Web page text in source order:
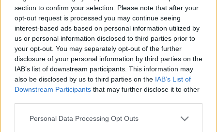
section to confirm your selection. Please note that after your
opt-out request is processed you may continue seeing
interest-based ads based on personal information utilized by
us or personal information disclosed to third parties prior to
your opt-out. You may separately opt-out of the further
disclosure of your personal information by third parties on the
IAB’s list of downstream participants. This information may
also be disclosed by us to third parties on the IAB’s List of
Downstream Participants that may further disclose it to other
Personal Data Processing Opt Outs
07.08.2026 / 14:30